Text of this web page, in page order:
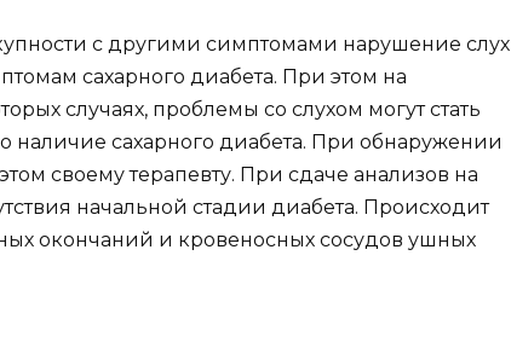
с другими симптомами нарушение слух
сахарного диабета. При этом на
случаях, проблемы со слухом могут стать
сахарного диабета. При обнаружении
своему терапевту. При сдаче анализов на
начальной стадии диабета. Происходит
окончаний и кровеносных сосудов ушных